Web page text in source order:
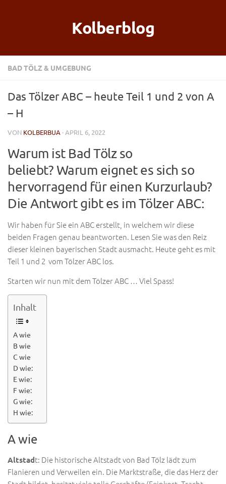
Kolberblog
BAD TÖLZ & UMGEBUNG
Das Tölzer ABC – heute Teil 1 und 2 von A
– H
VON KOLBERBUA · APRIL 6, 2022
Warum ist Bad Tölz so
beliebt? Warum eignet es sich so
hervorragend für einen Kurzurlaub?
Die Antwort gibt es im Tölzer ABC:
Wir haben für Sie ein ABC erstellt, in welchem wir diese
beiden Fragen genau beantworten. Lesen Sie was den Reiz
dieser kleinen bayerischen Stadt ausmacht. Heute geht es mit
Teil 1 und 2 vom Tölzer ABC los.
Starten wir nun mit dem Tölzer ABC … Viel Spass!
Inhalt
A wie
B wie
C wie
D wie:
E wie:
F wie:
G wie:
H wie:
A wie
Altstadt: Die historische Altstadt von Bad Tölz lädt zum
Flanieren und Verweilen ein. Die Marktstraße, die das Herz der